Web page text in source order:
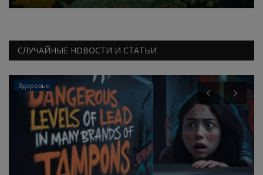
СЛУЧАЙНЫЕ НОВОСТИ И СТАТЬИ
Здоровье